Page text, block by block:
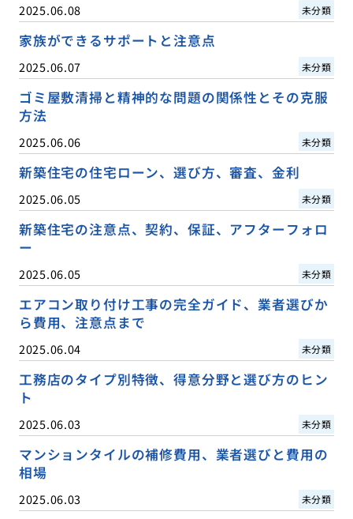
2025.06.08 未分類
家族ができるサポートと注意点
2025.06.07 未分類
ゴミ屋敷清掃と精神的な問題の関係性とその克服
方法
2025.06.06 未分類
新築住宅の住宅ローン、選び方、審査、金利
2025.06.05 未分類
新築住宅の注意点、契約、保証、アフターフォロ
ー
2025.06.05 未分類
エアコン取り付け工事の完全ガイド、業者選びか
ら費用、注意点まで
2025.06.04 未分類
工務店のタイプ別特徴、得意分野と選び方のヒン
ト
2025.06.03 未分類
マンションタイルの補修費用、業者選びと費用の
相場
2025.06.03 未分類